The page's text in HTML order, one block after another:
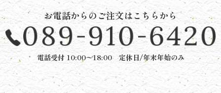
ュ
ー
ム》
お電話からのご注文はこちらから
電話受付 10:00〜18:00 定休日/年末年始のみ